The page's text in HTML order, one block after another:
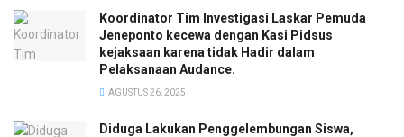
Koordinator Tim Investigasi Laskar Pemuda
Jeneponto kecewa dengan Kasi Pidsus
kejaksaan karena tidak Hadir dalam
Pelaksanaan Audance.
AGUSTUS 26, 2025
Diduga Lakukan Penggelembungan Siswa,